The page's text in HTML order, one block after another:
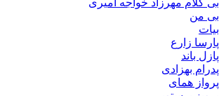
بی من
بیات
پارسا زارع
پازل باند
پدرام بهزادی
پرواز همای